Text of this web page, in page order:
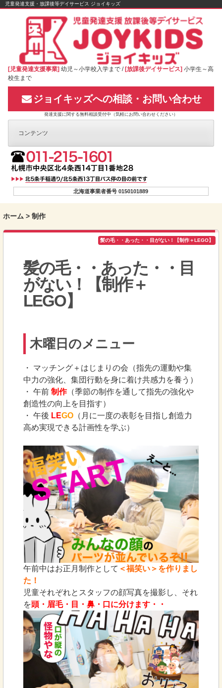
Skip
児童発達支援・放課後等デイサービス ジョイキッズ
[児童発達支援事業] 幼児～小学校入学まで / [放課後デイサービス] 小学生～高
校生まで
ジョイキッズへの相談・お問い合わせ
発達支援に関する無料相談受付中（気軽にお問い合わせください）
コンテンツ
北海道事業者番号 0150101889
ホーム > 制作
髪の毛・・あった・・目がない！【制作＋LEGO】
髪の毛・・あった・・目
がない！【制作＋
LEGO】
木曜日のメニュー
・ マッチング＋はじまりの会（指先の運動や集
中力の強化、集団行動を身に着け共感力を養う）
・ 午前 制作（季節の制作を通して指先の強化や
創造性の向上を目指す）
・ 午後 LEGO （月に一度の表彰を目指し創造力
高め実現できる計画性を学ぶ）
午前中はお正月制作として ＜福笑い＞を作りまし
た！
児童それぞれとスタッフの顔写真を撮影し、それ
を頭・眉毛・目・鼻・口に分けます・・